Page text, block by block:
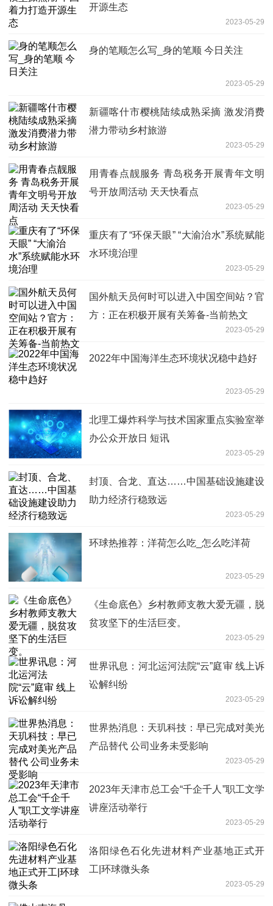
开源生态
2023-05-29
身的笔顺怎么写_身的笔顺 今日关注
2023-05-29
新疆喀什市樱桃陆续成熟采摘 激发消费
潜力带动乡村旅游
2023-05-29
用青春点靓服务 青岛税务开展青年文明
号开放周活动 天天快看点
2023-05-29
重庆有了“环保天眼” “大渝治水”系统赋能
水环境治理
2023-05-29
国外航天员何时可以进入中国空间站？官
方：正在积极开展有关筹备-当前热文
2023-05-29
2022年中国海洋生态环境状况稳中趋好
2023-05-29
北理工爆炸科学与技术国家重点实验室举
办公众开放日 短讯
2023-05-29
封顶、合龙、直达……中国基础设施建设
助力经济行稳致远
2023-05-29
环球热推荐：洋荷怎么吃_怎么吃洋荷
2023-05-29
《生命底色》乡村教师支教大爱无疆，脱
贫攻坚下的生活巨变。
2023-05-29
世界讯息：河北运河法院“云”庭审 线上诉
讼解纠纷
2023-05-29
世界热消息：天玑科技：早已完成对美光
产品替代 公司业务未受影响
2023-05-29
2023年天津市总工会“千企千人”职工文学
讲座活动举行
2023-05-29
洛阳绿色石化先进材料产业基地正式开
工|环球微头条
2023-05-29